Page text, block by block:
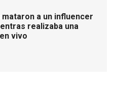
a un influencer
realizaba una
vivo